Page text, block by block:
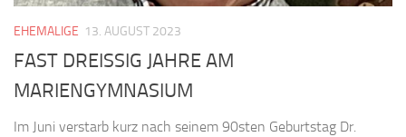
EHEMALIGE 13. AUGUST 2023
FAST DREISSIG JAHRE AM
MARIENGYMNASIUM
Im Juni verstarb kurz nach seinem 90sten Geburtstag Dr.